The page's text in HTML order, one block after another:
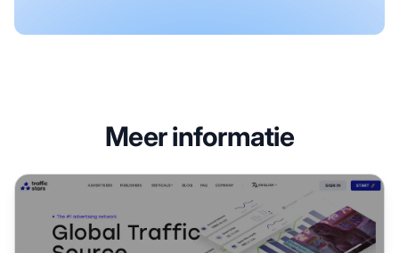
Meer informatie
TrafficStars Affiliate Programma